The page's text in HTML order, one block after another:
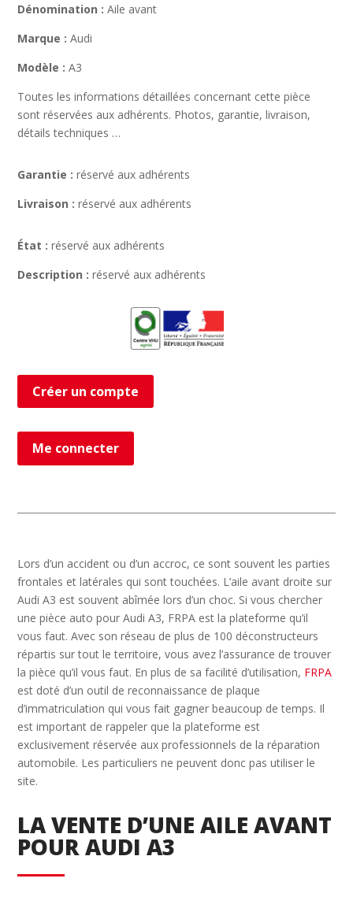
Dénomination : Aile avant
Marque : Audi
Modèle : A3
Toutes les informations détaillées concernant cette pièce
sont réservées aux adhérents. Photos, garantie, livraison,
détails techniques …
Garantie : réservé aux adhérents
Livraison : réservé aux adhérents
État : réservé aux adhérents
Description : réservé aux adhérents
Créer un compte
Me connecter
Lors d’un accident ou d’un accroc, ce sont souvent les parties
frontales et latérales qui sont touchées. L’aile avant droite sur
Audi A3 est souvent abîmée lors d’un choc. Si vous chercher
une pièce auto pour Audi A3, FRPA est la plateforme qu’il
vous faut. Avec son réseau de plus de 100 déconstructeurs
répartis sur tout le territoire, vous avez l’assurance de trouver
la pièce qu’il vous faut. En plus de sa facilité d’utilisation, FRPA
est doté d’un outil de reconnaissance de plaque
d’immatriculation qui vous fait gagner beaucoup de temps. Il
est important de rappeler que la plateforme est
exclusivement réservée aux professionnels de la réparation
automobile. Les particuliers ne peuvent donc pas utiliser le
site.
LA VENTE D’UNE AILE AVANT
POUR AUDI A3